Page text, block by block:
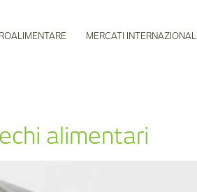
MERCATI INTERNAZIONALI
alimentari